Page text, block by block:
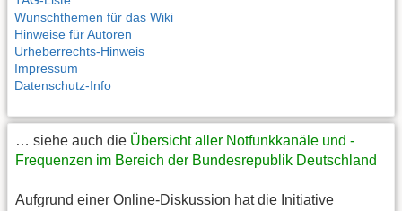
Wunschthemen für das Wiki
Hinweise für Autoren
Urheberrechts-Hinweis
Impressum
Datenschutz-Info
… siehe auch die Übersicht aller Notfunkkanäle und -
Frequenzen im Bereich der Bundesrepublik Deutschland
Aufgrund einer Online-Diskussion hat die Initiative